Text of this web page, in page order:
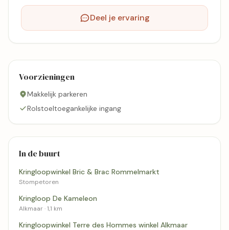
Deel je ervaring
Voorzieningen
Makkelijk parkeren
Rolstoeltoegankelijke ingang
In de buurt
Kringloopwinkel Bric & Brac Rommelmarkt
Stompetoren
Kringloop De Kameleon
Alkmaar · 1,1 km
Kringloopwinkel Terre des Hommes winkel Alkmaar